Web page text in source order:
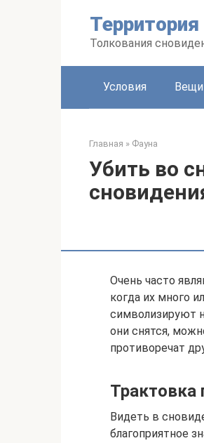
Территория
Толкования
Условия Вещи
Главная » Фауна
Убить во
Очень часто
когда их много
символизируют
они снятся,
противоречат
Трактовка
Видеть в
благоприятное